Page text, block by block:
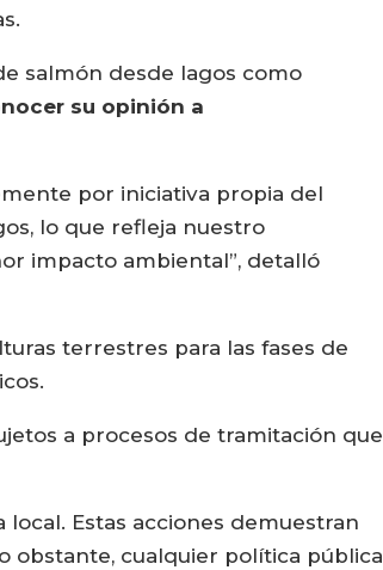
salmón desde lagos como
su opinión a
por iniciativa propia del
lo que refleja nuestro
impacto ambiental”, detalló
terrestres para las fases de
a procesos de tramitación que
Estas acciones demuestran
obstante, cualquier política pública